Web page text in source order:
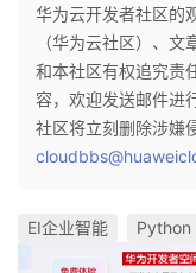
华为云开发者社区的
（华为云社区）、
和本社区有权追究责
容，欢迎发送邮件进
社区将立刻删除涉嫌
EI企业智能 Python